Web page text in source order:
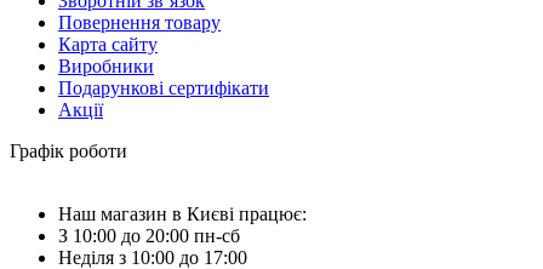
Повернення товару
Карта сайту
Виробники
Подарункові сертифікати
Акції
Графік роботи
Наш магазин в Києві працює:
З 10:00 до 20:00 пн-сб
Неділя з 10:00 до 17:00